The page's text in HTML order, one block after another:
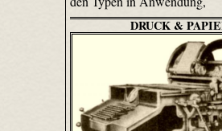
DRUCK &